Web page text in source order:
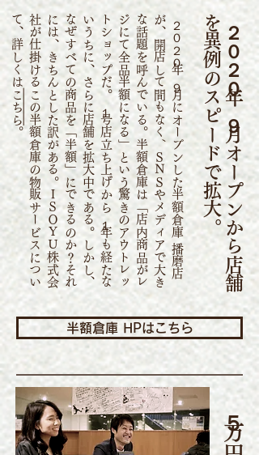
２
０
２
０
年
９
月
に
オ
ー
プ
ン
し
た
半
額
倉
庫
播
磨
店
が
、
開
店
し
て
間
も
な
く
、
Ｓ
Ｎ
Ｓ
や
メ
デ
ィ
ア
で
大
き
な
話
題
を
呼
ん
で
い
る
。
半
額
倉
庫
は
「
店
内
商
品
が
レ
ジ
に
て
全
品
半
額
に
な
る
」
と
い
う
驚
き
の
ア
ウ
ト
レ
ッ
ト
シ
ョ
ッ
プ
だ
。
​１
号
店
立
ち
上
げ
か
ら
１
年
も
経
た
な
い
う
ち
に
、
さ
ら
に
店
舗
を
拡
大
中
で
あ
る
。
​し
か
し
、
な
ぜ
す
べ
て
の
商
品
を
「
半
額
」
に
で
き
る
の
か
？
そ
れ
に
は
、
き
ち
ん
と
し
た
訳
が
あ
る
。
Ｉ
Ｓ
Ｏ
Ｙ
Ｕ
株
式
会
社が
仕
掛
け
る
こ
の
半
額
倉
庫
の
物
販
サ
ー
ビ
ス
に
つ
い
て、
詳
し
く
は
こちら
。 ２
０
２
０
年
９
月
オ
ー
プ
ン
か
ら
店
舗
を
異
例
の
ス
ピ
ー
ド
で
拡
大
。
半額倉庫 HPはこちら